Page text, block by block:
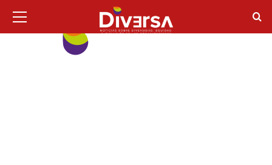
contenido
principal